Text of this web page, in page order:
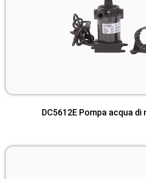
DC5612E Pompa acqua di